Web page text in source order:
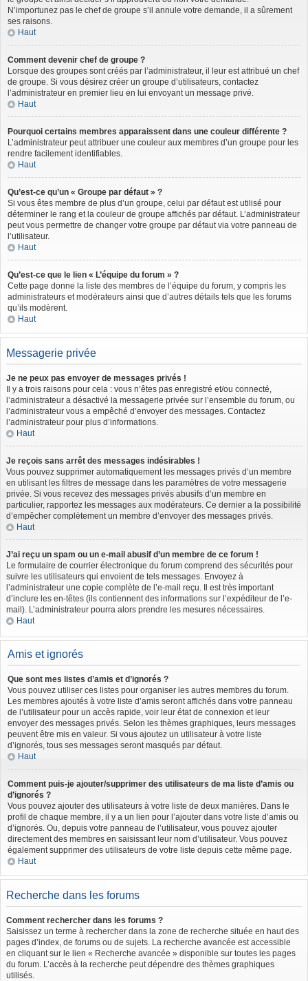
N’importunez pas le chef de groupe s’il annule votre demande, il a sûrement
ses raisons.
Haut
Comment devenir chef de groupe ?
Lorsque des groupes sont créés par l’administrateur, il leur est attribué un chef
de groupe. Si vous désirez créer un groupe d’utilisateurs, contactez
l’administrateur en premier lieu en lui envoyant un message privé.
Haut
Pourquoi certains membres apparaissent dans une couleur différente ?
L’administrateur peut attribuer une couleur aux membres d’un groupe pour les
rendre facilement identifiables.
Haut
Qu’est-ce qu’un « Groupe par défaut » ?
Si vous êtes membre de plus d’un groupe, celui par défaut est utilisé pour
déterminer le rang et la couleur de groupe affichés par défaut. L’administrateur
peut vous permettre de changer votre groupe par défaut via votre panneau de
l’utilisateur.
Haut
Qu’est-ce que le lien « L’équipe du forum » ?
Cette page donne la liste des membres de l’équipe du forum, y compris les
administrateurs et modérateurs ainsi que d’autres détails tels que les forums
qu’ils modèrent.
Haut
Messagerie privée
Je ne peux pas envoyer de messages privés !
Il y a trois raisons pour cela : vous n’êtes pas enregistré et/ou connecté,
l’administrateur a désactivé la messagerie privée sur l’ensemble du forum, ou
l’administrateur vous a empêché d’envoyer des messages. Contactez
l’administrateur pour plus d’informations.
Haut
Je reçois sans arrêt des messages indésirables !
Vous pouvez supprimer automatiquement les messages privés d’un membre
en utilisant les filtres de message dans les paramètres de votre messagerie
privée. Si vous recevez des messages privés abusifs d’un membre en
particulier, rapportez les messages aux modérateurs. Ce dernier a la possibilité
d’empêcher complètement un membre d’envoyer des messages privés.
Haut
J’ai reçu un spam ou un e-mail abusif d’un membre de ce forum !
Le formulaire de courrier électronique du forum comprend des sécurités pour
suivre les utilisateurs qui envoient de tels messages. Envoyez à
l’administrateur une copie complète de l’e-mail reçu. Il est très important
d’inclure les en-têtes (ils contiennent des informations sur l’expéditeur de l’e-
mail). L’administrateur pourra alors prendre les mesures nécessaires.
Haut
Amis et ignorés
Que sont mes listes d’amis et d’ignorés ?
Vous pouvez utiliser ces listes pour organiser les autres membres du forum.
Les membres ajoutés à votre liste d’amis seront affichés dans votre panneau
de l’utilisateur pour un accès rapide, voir leur état de connexion et leur
envoyer des messages privés. Selon les thèmes graphiques, leurs messages
peuvent être mis en valeur. Si vous ajoutez un utilisateur à votre liste
d’ignorés, tous ses messages seront masqués par défaut.
Haut
Comment puis-je ajouter/supprimer des utilisateurs de ma liste d’amis ou
d’ignorés ?
Vous pouvez ajouter des utilisateurs à votre liste de deux manières. Dans le
profil de chaque membre, il y a un lien pour l’ajouter dans votre liste d’amis ou
d’ignorés. Ou, depuis votre panneau de l’utilisateur, vous pouvez ajouter
directement des membres en saisissant leur nom d’utilisateur. Vous pouvez
également supprimer des utilisateurs de votre liste depuis cette même page.
Haut
Recherche dans les forums
Comment rechercher dans les forums ?
Saisissez un terme à rechercher dans la zone de recherche située en haut des
pages d’index, de forums ou de sujets. La recherche avancée est accessible
en cliquant sur le lien « Recherche avancée » disponible sur toutes les pages
du forum. L’accès à la recherche peut dépendre des thèmes graphiques
utilisés.